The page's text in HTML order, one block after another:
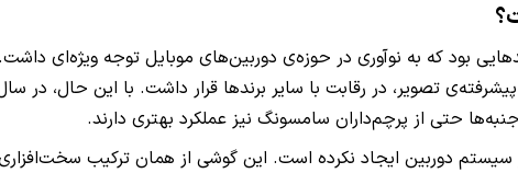
تصویر، در رقابت با سایر برندها قرار داشت. با این حال، در
حتی از پرچم‌داران سامسونگ نیز عملکرد بهتری دارند.